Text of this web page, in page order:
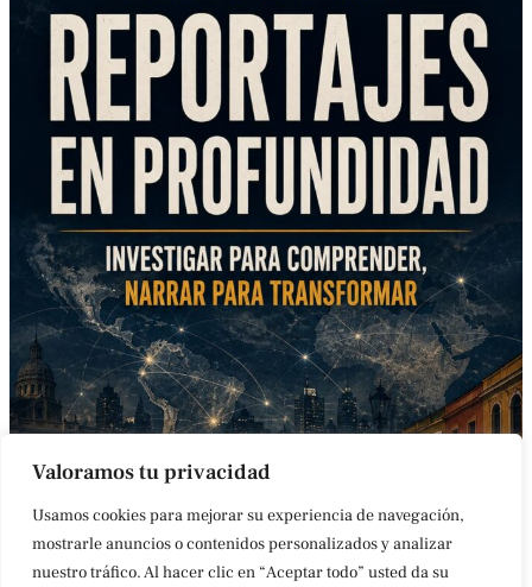
Valoramos tu privacidad
Usamos cookies para mejorar su experiencia de navegación,
mostrarle anuncios o contenidos personalizados y analizar
nuestro tráfico. Al hacer clic en “Aceptar todo” usted da su